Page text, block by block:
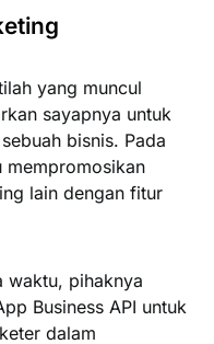
yang muncul
sayapnya untuk
bisnis. Pada
mempromosikan
lain dengan fitur
waktu, pihaknya
Business API untuk
dalam